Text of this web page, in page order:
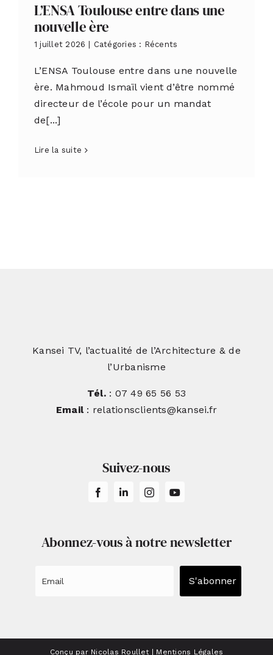
L’ENSA Toulouse entre dans une
nouvelle ère
1 juillet 2026 Catégories : Récents
L’ENSA Toulouse entre dans une nouvelle
ère. Mahmoud Ismaïl vient d’être nommé
directeur de l’école pour un mandat
de[...]
Lire la suite
Kansei TV, l’actualité de l’Architecture & de
l’Urbanisme
Tél.: 07 49 65 56 53
Email: relationsclients@kansei.fr
Suivez-nous
Abonnez-vous à notre newsletter
S'abonner
Conçu par Nicolas Roullet| Mentions Légales